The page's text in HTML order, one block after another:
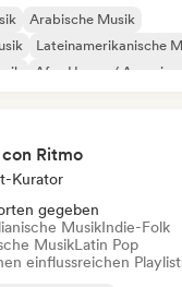
Arabische Musik
Lateinamerikanische
Afro House / Amapiano
Ritmo
Kurator
gegeben
MusikIndie-Folk
MusikLatin Pop
einflussreichen